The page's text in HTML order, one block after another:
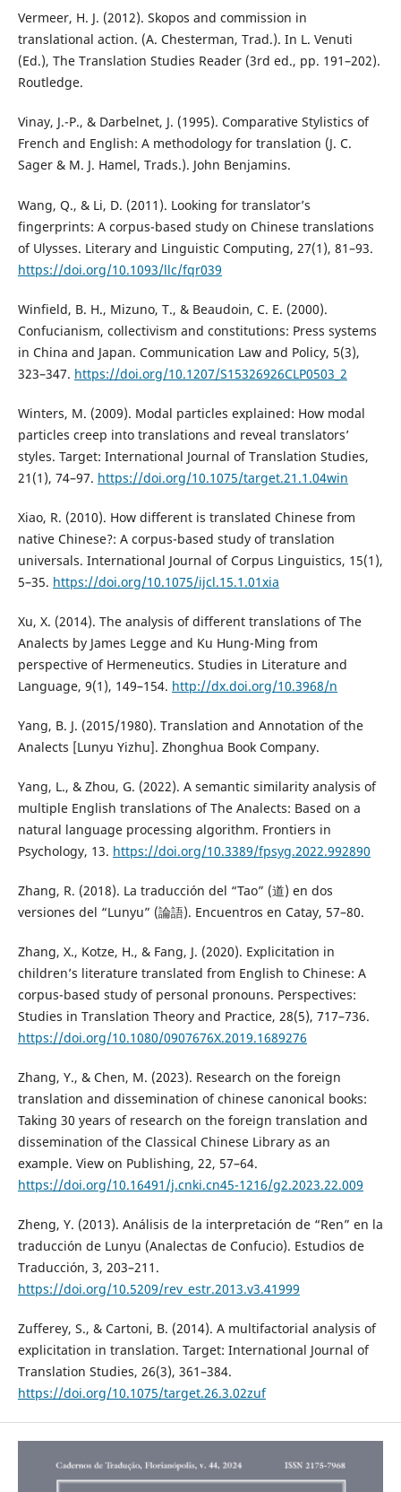
Vermeer, H. J. (2012). Skopos and commission in
translational action. (A. Chesterman, Trad.). In L. Venuti
(Ed.), The Translation Studies Reader (3rd ed., pp. 191–202).
Routledge.
Vinay, J.-P., & Darbelnet, J. (1995). Comparative Stylistics of
French and English: A methodology for translation (J. C.
Sager & M. J. Hamel, Trads.). John Benjamins.
Wang, Q., & Li, D. (2011). Looking for translator’s
fingerprints: A corpus-based study on Chinese translations
of Ulysses. Literary and Linguistic Computing, 27(1), 81–93.
https://doi.org/10.1093/llc/fqr039
Winfield, B. H., Mizuno, T., & Beaudoin, C. E. (2000).
Confucianism, collectivism and constitutions: Press systems
in China and Japan. Communication Law and Policy, 5(3),
323–347. https://doi.org/10.1207/S15326926CLP0503_2
Winters, M. (2009). Modal particles explained: How modal
particles creep into translations and reveal translators’
styles. Target: International Journal of Translation Studies,
21(1), 74–97. https://doi.org/10.1075/target.21.1.04win
Xiao, R. (2010). How different is translated Chinese from
native Chinese?: A corpus-based study of translation
universals. International Journal of Corpus Linguistics, 15(1),
5–35. https://doi.org/10.1075/ijcl.15.1.01xia
Xu, X. (2014). The analysis of different translations of The
Analects by James Legge and Ku Hung-Ming from
perspective of Hermeneutics. Studies in Literature and
Language, 9(1), 149–154. http://dx.doi.org/10.3968/n
Yang, B. J. (2015/1980). Translation and Annotation of the
Analects [Lunyu Yizhu]. Zhonghua Book Company.
Yang, L., & Zhou, G. (2022). A semantic similarity analysis of
multiple English translations of The Analects: Based on a
natural language processing algorithm. Frontiers in
Psychology, 13. https://doi.org/10.3389/fpsyg.2022.992890
Zhang, R. (2018). La traducción del “Tao” (道) en dos
versiones del “Lunyu” (論語). Encuentros en Catay, 57–80.
Zhang, X., Kotze, H., & Fang, J. (2020). Explicitation in
children’s literature translated from English to Chinese: A
corpus-based study of personal pronouns. Perspectives:
Studies in Translation Theory and Practice, 28(5), 717–736.
https://doi.org/10.1080/0907676X.2019.1689276
Zhang, Y., & Chen, M. (2023). Research on the foreign
translation and dissemination of chinese canonical books:
Taking 30 years of research on the foreign translation and
dissemination of the Classical Chinese Library as an
example. View on Publishing, 22, 57–64.
https://doi.org/10.16491/j.cnki.cn45-1216/g2.2023.22.009
Zheng, Y. (2013). Análisis de la interpretación de “Ren” en la
traducción de Lunyu (Analectas de Confucio). Estudios de
Traducción, 3, 203–211.
https://doi.org/10.5209/rev_estr.2013.v3.41999
Zufferey, S., & Cartoni, B. (2014). A multifactorial analysis of
explicitation in translation. Target: International Journal of
Translation Studies, 26(3), 361–384.
https://doi.org/10.1075/target.26.3.02zuf